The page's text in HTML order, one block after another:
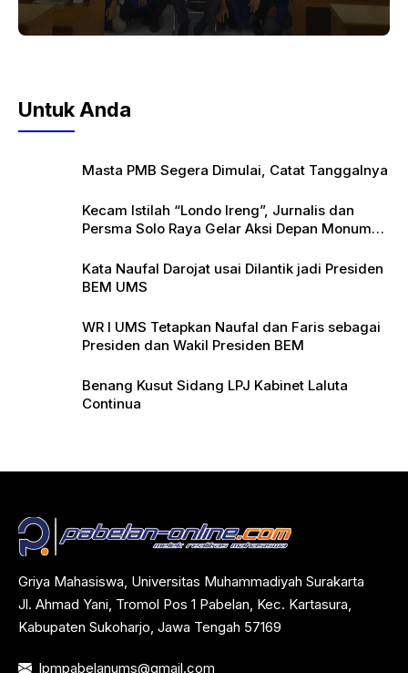
Untuk Anda
Masta PMB Segera Dimulai, Catat Tanggalnya
Kecam Istilah “Londo Ireng”, Jurnalis dan
Persma Solo Raya Gelar Aksi Depan Monumen
Kata Naufal Darojat usai Dilantik jadi Presiden
BEM UMS
WR I UMS Tetapkan Naufal dan Faris sebagai
Presiden dan Wakil Presiden BEM
Benang Kusut Sidang LPJ Kabinet Laluta
Continua
Griya Mahasiswa, Universitas Muhammadiyah Surakarta
Jl. Ahmad Yani, Tromol Pos 1 Pabelan, Kec. Kartasura,
Kabupaten Sukoharjo, Jawa Tengah 57169
lpmpabelanums@gmail.com